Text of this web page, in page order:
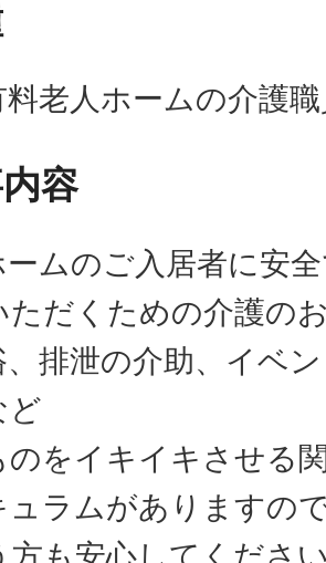
老人ホームの介護
容
ームのご入居者に安
ただくための介護の
、排泄の介助、イベ
ど
のをイキイキさせる
ュラムがありますの
方も安心してくださ